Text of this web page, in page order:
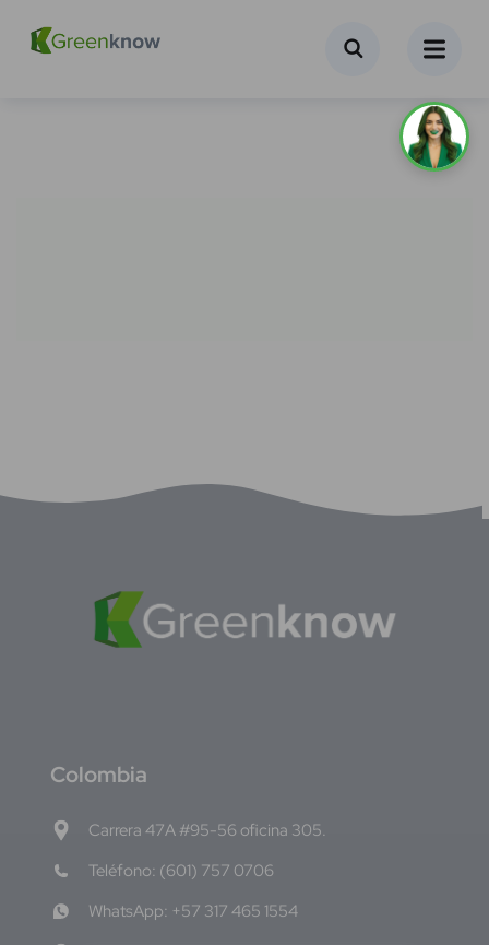
Colombia
Carrera 47A #95-56 oficina 305.
Teléfono: (601) 757 0706
WhatsApp: +57 317 465 1554